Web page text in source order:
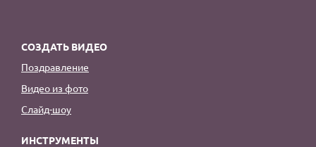
СОЗДАТЬ ВИДЕО
Поздравление
Видео из фото
Слайд-шоу
ИНСТРУМЕНТЫ